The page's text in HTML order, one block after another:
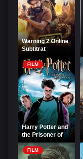
Warning 2 Online
Subtitrat
FILM
Harry Potter and
the Prisoner of
Azkaban 2004
Online Subtitrat
FILM